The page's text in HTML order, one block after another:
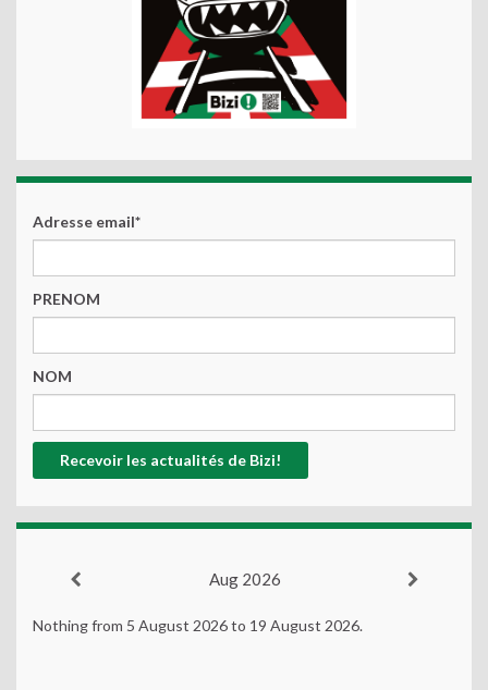
Adresse email*
PRENOM
NOM
Aug 2026
Nothing from 5 August 2026 to 19 August 2026.